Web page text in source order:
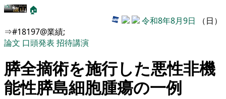
🏠
令和8年8月9日 （日）
⇒#18197@業績;
論文 口頭発表 招待講演
膵全摘術を施行した悪性非機
能性膵島細胞腫瘍の一例